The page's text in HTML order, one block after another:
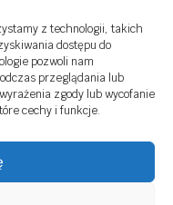
z technologii, takich
dostępu do
pozwoli nam
przeglądania lub
zgody lub wycofanie
cechy i funkcje.